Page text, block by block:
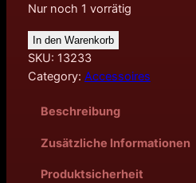
Nur noch 1 vorrätig
In den Warenkorb
SKU: 13233
Category: Accessoires
Beschreibung
Zusätzliche Informationen
Produktsicherheit